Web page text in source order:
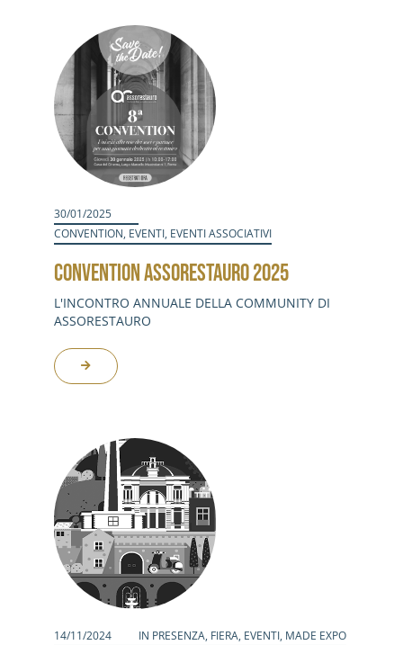
30/01/2025
CONVENTION, EVENTI, EVENTI ASSOCIATIVI
CONVENTION ASSORESTAURO 2025
L'INCONTRO ANNUALE DELLA COMMUNITY DI
ASSORESTAURO
14/11/2024 IN PRESENZA, FIERA, EVENTI, MADE EXPO